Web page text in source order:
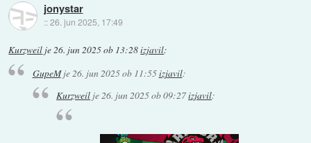
jonystar
::26. jun 2025, 17:49
Kurzweil je26. jun 2025 ob 13:28izjavil:
GupeMje 26. jun 2025 ob 11:55izjavil:
Kurzweil je26. jun 2025 ob 09:27izjavil: